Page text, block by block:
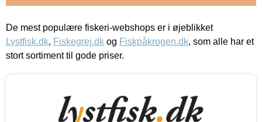
De mest populære fiskeri-webshops er i øjeblikket
Lystfisk.dk, Fiskegrej.dk og Fiskpåkrogen.dk, som alle har et
stort sortiment til gode priser.